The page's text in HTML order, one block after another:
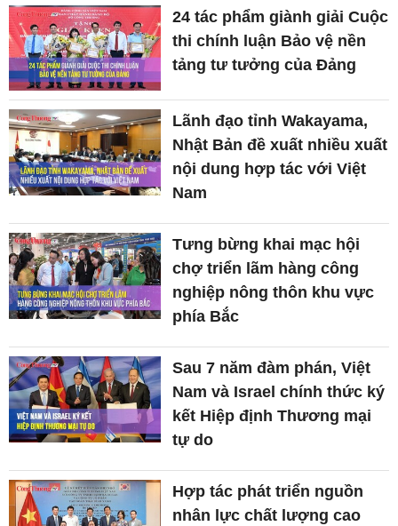
24 tác phẩm giành giải Cuộc
thi chính luận Bảo vệ nền
tảng tư tưởng của Đảng
Lãnh đạo tỉnh Wakayama,
Nhật Bản đề xuất nhiều xuất
nội dung hợp tác với Việt
Nam
Tưng bừng khai mạc hội
chợ triển lãm hàng công
nghiệp nông thôn khu vực
phía Bắc
Sau 7 năm đàm phán, Việt
Nam và Israel chính thức ký
kết Hiệp định Thương mại
tự do
Hợp tác phát triển nguồn
nhân lực chất lượng cao